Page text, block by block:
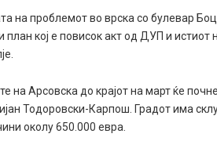
на проблемот во врска со булевар
план кој е повисок акт од ДУП и
на Арсовска до крајот на март ќе
Тодоровски-Карпош. Градот има
околу 650.000 евра.